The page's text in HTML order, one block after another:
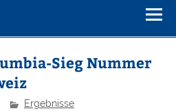
Sieg Nummer
Ergebnisse